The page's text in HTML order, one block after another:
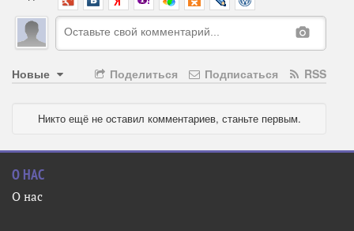
Новые RSS
Подписаться
Поделиться
Никто ещё не оставил комментариев, станьте первым.
О НАС
О нас